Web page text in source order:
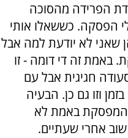
הפרידה מהסוכה
הפסקה. כששאלו אותי
שאני לא יודעת למה אבל
באמת זה די דומה - זו
סעודה חגיגית אבל עם
וזו גם כן. הבעיה
המפסקת באמת לא
אחרי שעתיים.